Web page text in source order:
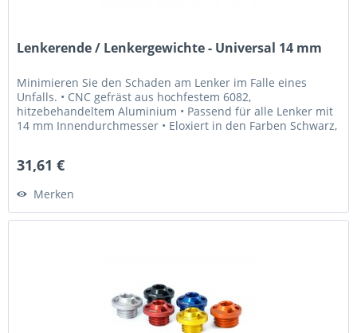
Lenkerende / Lenkergewichte - Universal 14 mm
Minimieren Sie den Schaden am Lenker im Falle eines
Unfalls. • CNC gefräst aus hochfestem 6082,
hitzebehandeltem Aluminium • Passend für alle Lenker mit
14 mm Innendurchmesser • Eloxiert in den Farben Schwarz,
31,61 €
Merken